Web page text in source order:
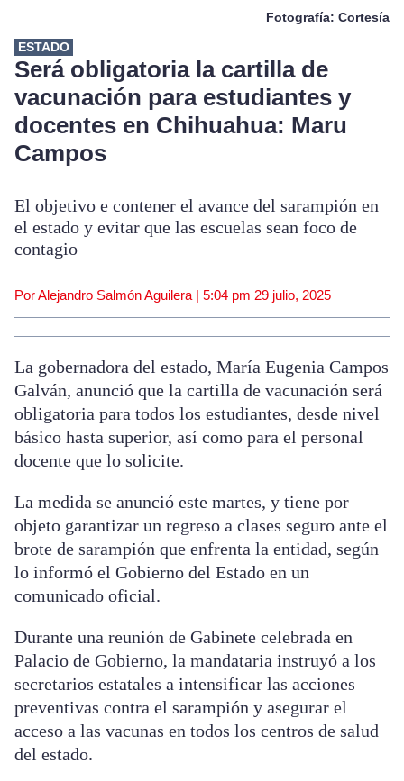
Fotografía: Cortesía
ESTADO
Será obligatoria la cartilla de
vacunación para estudiantes y
docentes en Chihuahua: Maru
Campos
El objetivo e contener el avance del sarampión en
el estado y evitar que las escuelas sean foco de
contagio
Por Alejandro Salmón Aguilera | 5:04 pm 29 julio, 2025
La gobernadora del estado, María Eugenia Campos
Galván, anunció que la cartilla de vacunación será
obligatoria para todos los estudiantes, desde nivel
básico hasta superior, así como para el personal
docente que lo solicite.
La medida se anunció este martes, y tiene por
objeto garantizar un regreso a clases seguro ante el
brote de sarampión que enfrenta la entidad, según
lo informó el Gobierno del Estado en un
comunicado oficial.
Durante una reunión de Gabinete celebrada en
Palacio de Gobierno, la mandataria instruyó a los
secretarios estatales a intensificar las acciones
preventivas contra el sarampión y asegurar el
acceso a las vacunas en todos los centros de salud
del estado.